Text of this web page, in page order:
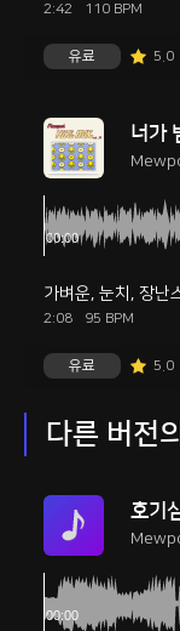
2:42 110 BPM
유료 5.0
너가
가벼운, 눈치 , 장난
2:08 95 BPM
유료 5.0
다른 버전
호기